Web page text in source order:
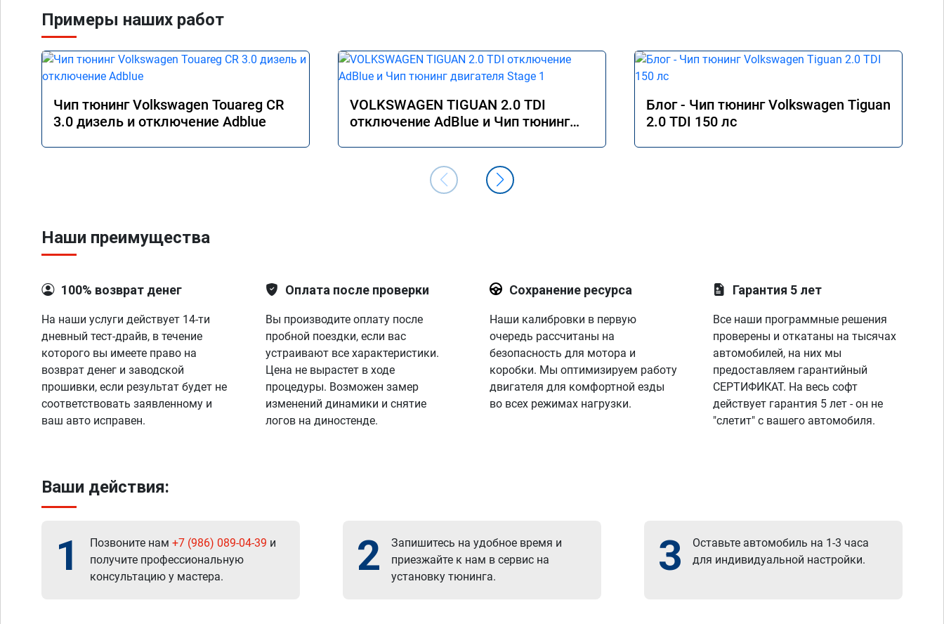
Примеры наших работ
Чип тюнинг Volkswagen Touareg CR
3.0 дизель и отключение Adblue
VOLKSWAGEN TIGUAN 2.0 TDI
отключение AdBlue и Чип тюнинг
Блог - Чип тюнинг Volkswagen Tiguan
2.0 TDI 150 лс
Наши преимущества
100% возврат денег
На наши услуги действует 14-ти
дневный тест-драйв, в течение
которого вы имеете право на
возврат денег и заводской
прошивки, если результат будет не
соответствовать заявленному и
ваш авто исправен.
Оплата после проверки
Вы производите оплату после
пробной поездки, если вас
устраивают все характеристики.
Цена не вырастет в ходе
процедуры. Возможен замер
изменений динамики и снятие
логов на диностенде.
Сохранение ресурса
Наши калибровки в первую
очередь рассчитаны на
безопасность для мотора и
коробки. Мы оптимизируем работу
двигателя для комфортной езды
во всех режимах нагрузки.
Гарантия 5 лет
Все наши программные решения
проверены и откатаны на тысячах
автомобилей, на них мы
предоставляем гарантийный
СЕРТИФИКАТ. На весь софт
действует гарантия 5 лет - он не
"слетит" с вашего автомобиля.
Ваши действия:
1 Позвоните нам +7 (986) 089-04-39 и
получите профессиональную
консультацию у мастера.
2
Запишитесь на удобное время и
приезжайте к нам в сервис на
установку тюнинга.
3
Оставьте автомобиль на 1-3 часа
для индивидуальной настройки.